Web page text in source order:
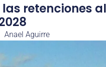
retenciones
Anael Aguirre